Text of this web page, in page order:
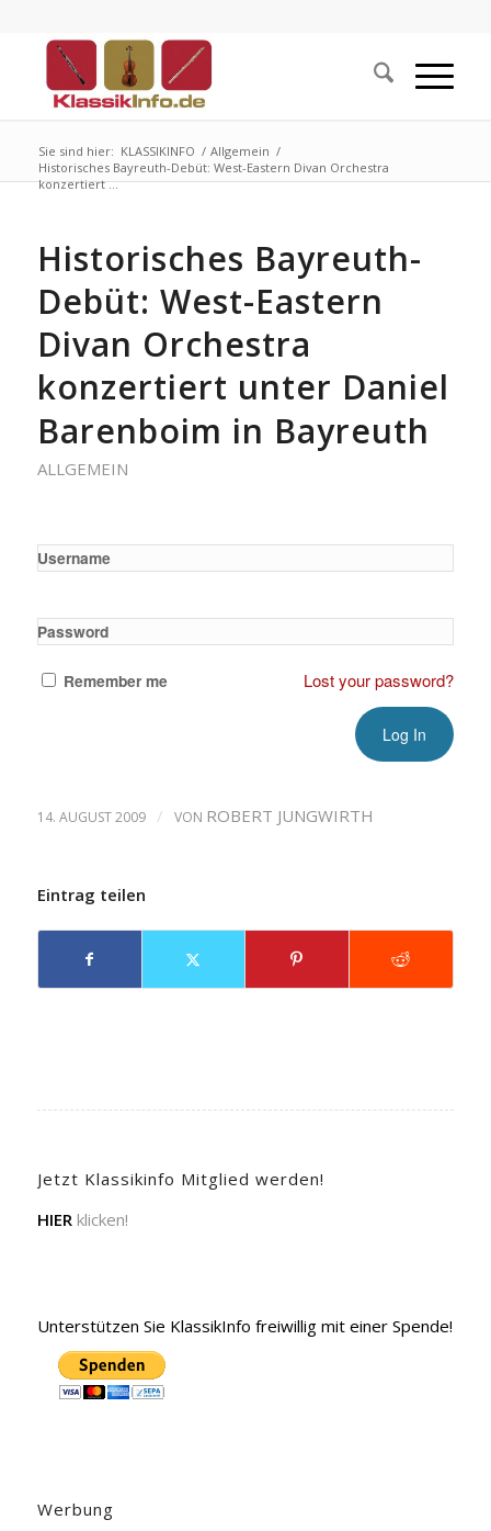
Sie sind hier: KLASSIKINFO / Allgemein /
Historisches Bayreuth-Debüt: West-Eastern Divan Orchestra
konzertiert ...
Historisches Bayreuth-
Debüt: West-Eastern
Divan Orchestra
konzertiert unter Daniel
Barenboim in Bayreuth
ALLGEMEIN
Username
Password
Remember me Lost your password?
14. AUGUST 2009 / VON ROBERT JUNGWIRTH
Eintrag teilen
Jetzt Klassikinfo Mitglied werden!
HIER klicken!
Unterstützen Sie KlassikInfo freiwillig mit einer Spende!
Werbung